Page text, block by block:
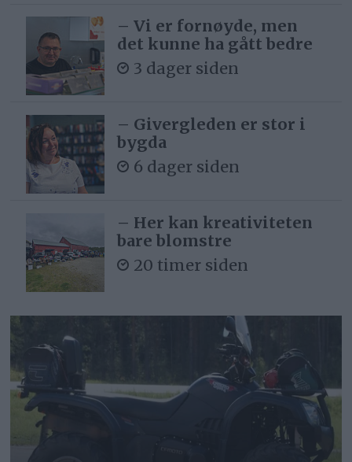
– Vi er fornøyde, men
det kunne ha gått bedre
3 dager siden
– Givergleden er stor i
bygda
6 dager siden
– Her kan kreativiteten
bare blomstre
20 timer siden